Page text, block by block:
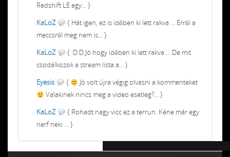
Redshift LE egy... }
KaLoZ
{ Hát igen, ez is időben ki lett rakva ... Erről a
meccsről meg nem is... }
KaLoZ
{ :D:D Jó hogy időben ki lett rakva ... De mit
csodálkozok a stream lista a... }
Eyesis
{
Jó volt újra végig olvasni a kommenteket
Valakinek nincs meg a video esetleg?... }
KaLoZ
{ Rohadt nagy vicc ez a terrun. Kéne már egy
nerf neki ... }